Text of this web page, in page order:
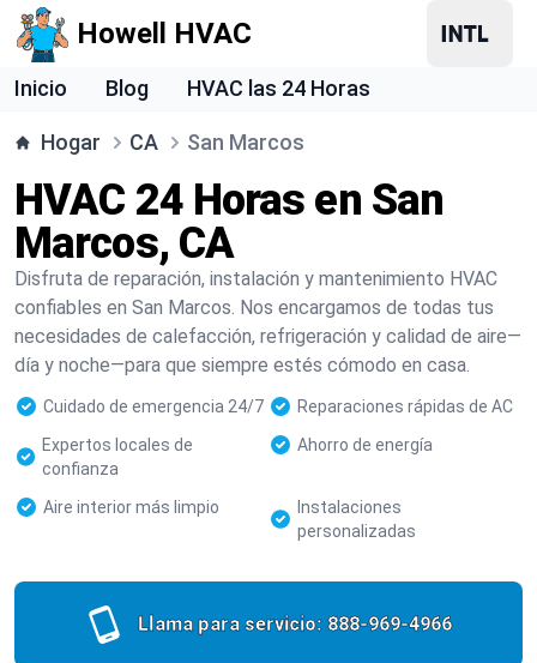
Howell HVAC
Inicio Blog HVAC las 24 Horas
Hogar CA San Marcos
HVAC 24 Horas en San
Marcos, CA
Disfruta de reparación, instalación y mantenimiento HVAC
confiables en San Marcos. Nos encargamos de todas tus
necesidades de calefacción, refrigeración y calidad de aire—
día y noche—para que siempre estés cómodo en casa.
Cuidado de emergencia 24/7
Reparaciones rápidas de AC
Expertos locales de
confianza
Ahorro de energía
Aire interior más limpio
Instalaciones
personalizadas
Llama para servicio: 888-969-4966